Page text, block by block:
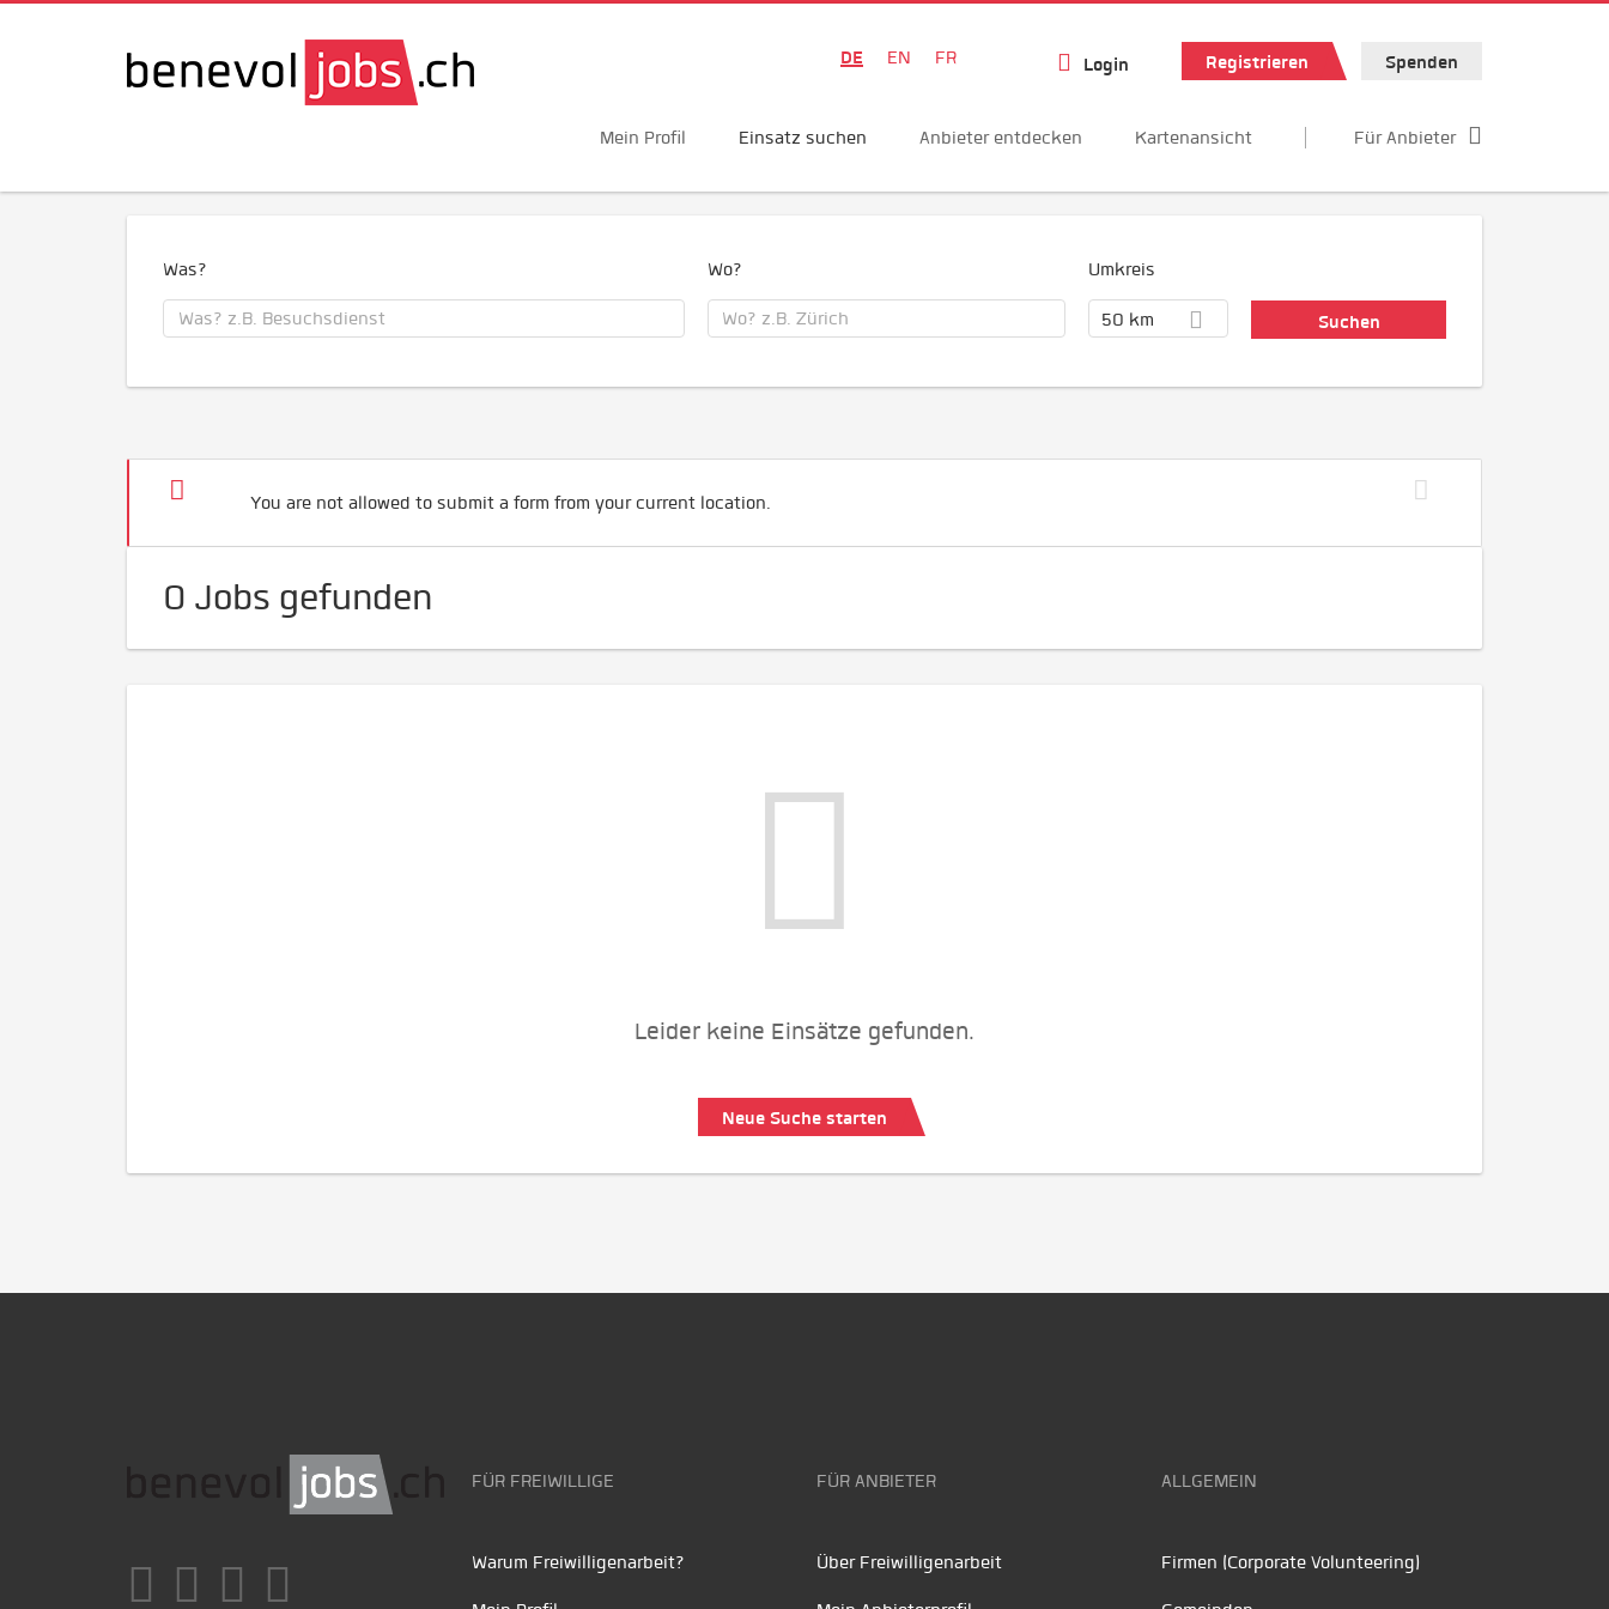
DE EN FR Login Registrieren Spenden
Mein Profil Einsatz suchen Anbieter entdecken Kartenansicht Für Anbieter
Was? Wo? Umkreis
50 km
You are not allowed to submit a form from your current location.
0 Jobs gefunden
Leider keine Einsätze gefunden.
Neue Suche starten
FÜR FREIWILLIGE
Warum Freiwilligenarbeit?
FÜR ANBIETER
Über Freiwilligenarbeit
ALLGEMEIN
Firmen (Corporate Volunteering)